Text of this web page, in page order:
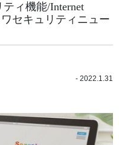
ティ機能/Internet
セキュリティニュー
- 2022.1.31